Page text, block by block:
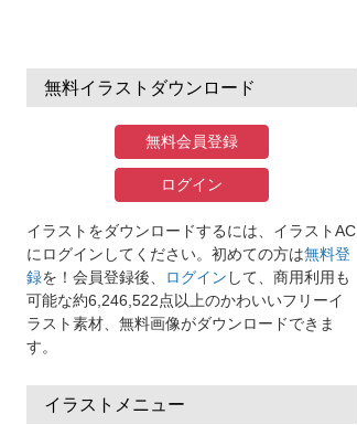
無料イラストダウンロード
無料会員登録
ログイン
イラストをダウンロードするには、イラストAC
にログインしてください。初めての方は無料登
録を！会員登録後、 ログイン して、商用利用も
可能な約6,246,522点以上のかわいいフリーイ
ラスト素材、無料画像がダウンロードできま
す。
イラストメニュー